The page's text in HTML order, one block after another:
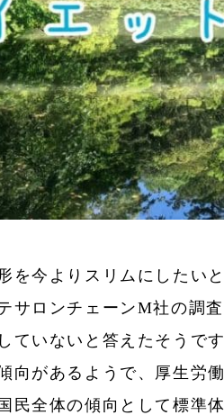
を今よりスリムにしたい
サロンチェーンM社の調
ていないと答えたそうで
向があるようで、厚生労
民全体の傾向として標準